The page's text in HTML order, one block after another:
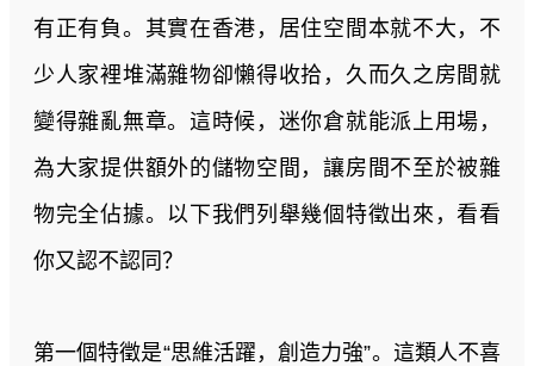
有正有負。其實在香港，居住空間本就不大，不
少人家裡堆滿雜物卻懶得收拾，久而久之房間就
變得雜亂無章。這時候，迷你倉就能派上用場，
為大家提供額外的儲物空間，讓房間不至於被雜
物完全佔據。以下我們列舉幾個特徵出來，看看
你又認不認同？
第一個特徵是“思維活躍，創造力強”。這類人不喜